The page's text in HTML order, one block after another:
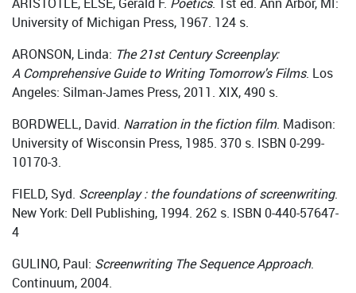
University of Michigan Press, 1967. 124 s.
ARONSON, Linda: The 21st Century Screenplay:
A Comprehensive Guide to Writing Tomorrow's Films. Los
Angeles: Silman-James Press, 2011. XIX, 490 s.
BORDWELL, David. Narration in the fiction film. Madison:
University of Wisconsin Press, 1985. 370 s. ISBN 0-299-
10170-3.
FIELD, Syd. Screenplay : the foundations of screenwriting.
New York: Dell Publishing, 1994. 262 s. ISBN 0-440-57647-
4
GULINO, Paul: Screenwriting The Sequence Approach.
Continuum, 2004.